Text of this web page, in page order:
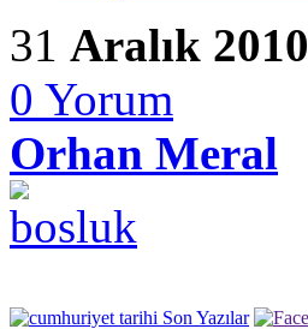
31 Aralık 2010
0 Yorum
Orhan Meral